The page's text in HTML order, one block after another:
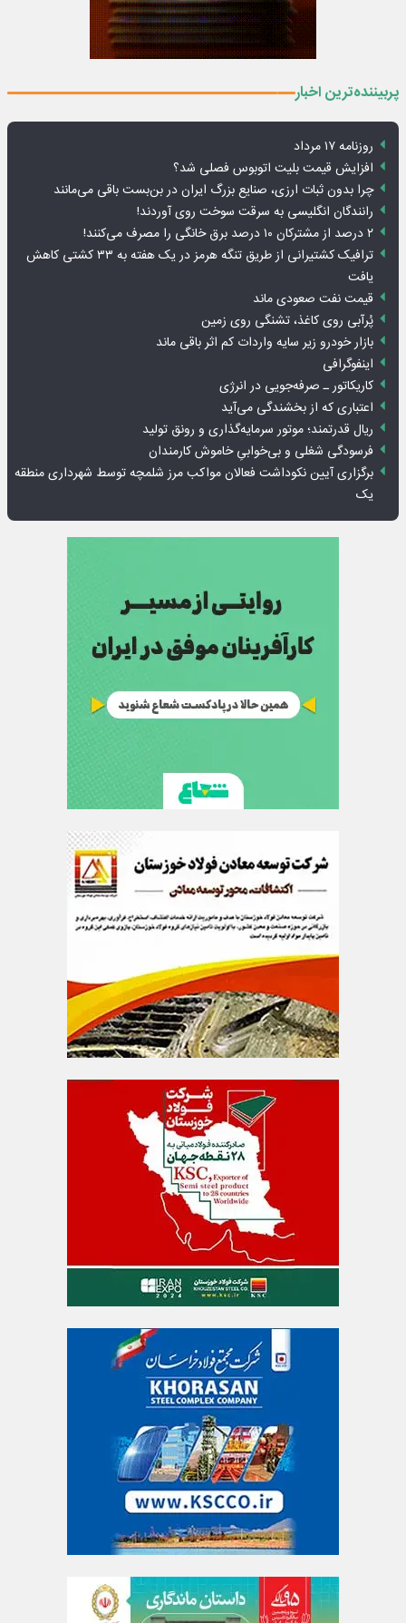
پربیننده‌ترین اخبار
روزنامه ۱۷ مرداد
افزایش قیمت بلیت اتوبوس فصلی شد؟
چرا بدون ثبات ارزی، صنایع بزرگ ایران در بن‌بست باقی می‌مانند
رانندگان انگلیسی به سرقت سوخت روی آوردند!
۲ درصد از مشترکان ۱۰ درصد برق خانگی را مصرف می‌کنند!
ترافیک کشتیرانی از طریق تنگه هرمز در یک هفته به ۳۳ کشتی کاهش
یافت
قیمت نفت صعودی ماند
پُرآبی روی کاغذ، تشنگی روی زمین
بازار خودرو زیر سایه واردات کم اثر باقی ماند
اینفوگرافی
کاریکاتور ـ صرفه‌جویی در انرژی
اعتباری که از بخشندگی می‌آید
ریال قدرتمند؛ موتور سرمایه‌گذاری و رونق تولید
فرسودگی شغلی و بی‌خوابیِ خاموش کارمندان
برگزاری آیین نکوداشت فعالان مواکب مرز شلمچه توسط شهرداری منطقه
یک